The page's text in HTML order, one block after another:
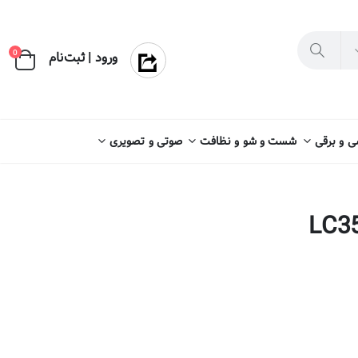
ورود | ثبت‌نام 0
و برقی شست و شو و نظافت صوتی و تصویری